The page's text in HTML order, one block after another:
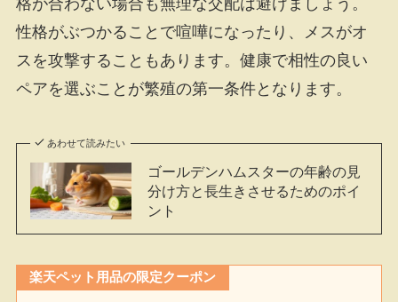
性格がぶつかることで喧嘩になったり、メスがオ
スを攻撃することもあります。健康で相性の良い
ペアを選ぶことが繁殖の第一条件となります。
あわせて読みたい
ゴールデンハムスターの年齢の見
分け方と長生きさせるためのポイ
ント
楽天ペット用品の限定クーポン